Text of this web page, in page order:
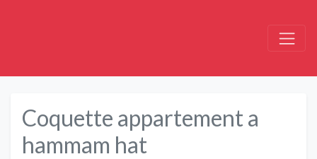
Coquette appartement a
hammam hat